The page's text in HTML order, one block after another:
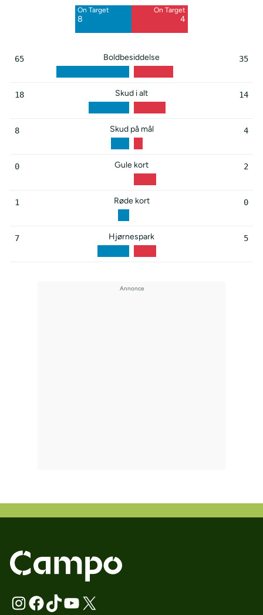
On Target
8
On Target
4
65 Boldbesiddelse 35
18 Skud i alt 14
8 Skud på mål 4
0 Gule kort 2
1 Røde kort 0
7 Hjørnespark 5